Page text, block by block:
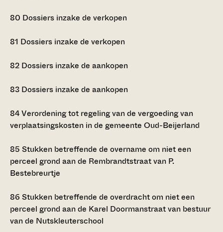
80 Dossiers inzake de verkopen
81 Dossiers inzake de verkopen
82 Dossiers inzake de aankopen
83 Dossiers inzake de aankopen
84Verordening tot regeling van de vergoeding van
verplaatsingskosten in de gemeente Oud-Beijerland
85 Stukken betreffende de overname om niet een
perceel grond aan de Rembrandtstraat van P.
Bestebreurtje
86 Stukken betreffende de overdracht om niet een
perceel grond aan de Karel Doormanstraat van bestuur
van de Nutskleuterschool